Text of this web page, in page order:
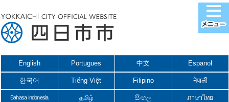
English Portugues 中文 Espanol
한국어 Tiếng Việt Filipino नेपाली
Bahasa Indonesia தமிழ் සිංහල ภาษาไทย